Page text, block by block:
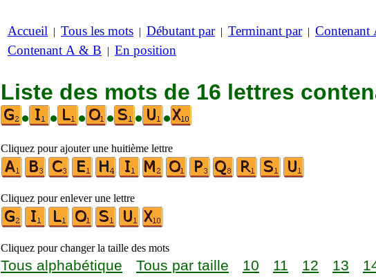
Accueil | Tous les mots | Débutant par| Terminant par| Contenant
Contenant A & B | En position
Liste des mots de 16 lettres
•
• • • • •
Cliquez pour ajouter une huitième lettre
Cliquez pour enlever une lettre
Cliquez pour changer la taille des mots
Tous alphabétique Tous par taille 10 11 12 13